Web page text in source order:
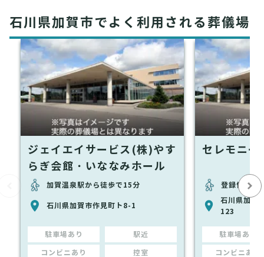
石川県加賀市でよく利用される葬儀場
ジェイエイサービス(株)やす
らぎ会館・いななみホール
加賀温泉駅から徒歩で15分
石川県加賀市作見町ト8-1
駐車場あり 駅近
コンビニあり 控室
セレモニー
登録情報な
石川県加賀
123
駐車場あり
コンビニあり